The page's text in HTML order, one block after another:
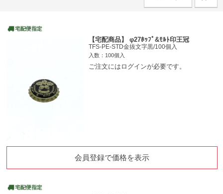
【宅配商品】 φ27ﾎｯﾌﾟ&ﾓﾙﾄ印王冠
TFS-PE-STD金抜文字黒/100個入
入数：100個入
ご注文にはログインが必要です。
会員登録で価格を表示